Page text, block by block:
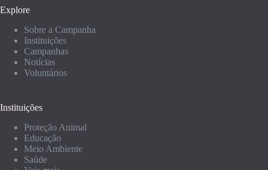
Explore
Sobre a Campanha
Instituições
Campanhas
Notícias
Voluntários
Instituições
Proteção Animal
Educação
Meio Ambiente
Saúde